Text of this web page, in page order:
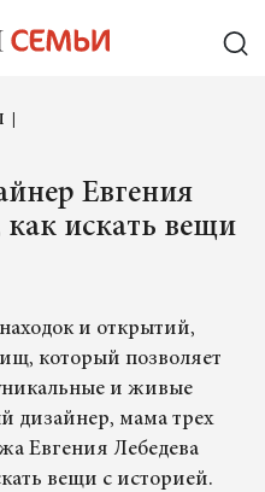
Евгения
как искать вещи
и открытий,
который позволяет
и живые
дизайнер, мама трех
Евгения Лебедева
вещи с историей.